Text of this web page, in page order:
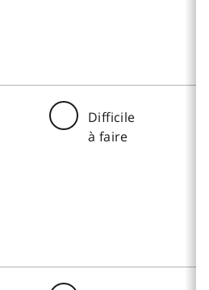
Difficile
à faire